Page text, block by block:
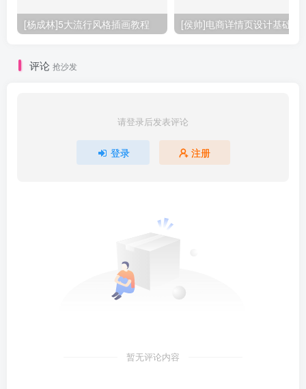
[杨成林]5大流行风格插画教程 [侯帅]电商详情页设计基础
评论 抢沙发
请登录后发表评论
登录 注册
暂无评论内容